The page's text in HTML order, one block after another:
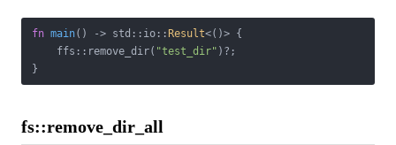
fn main() -> std::io:: Result<()> {
    ffs::remove_dir(
"test_dir" )?;
}
fs::remove_dir_all